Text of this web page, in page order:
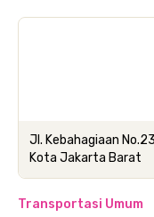
Jl. Kebahagiaan
Kota Jakarta Barat
Transportasi Umum